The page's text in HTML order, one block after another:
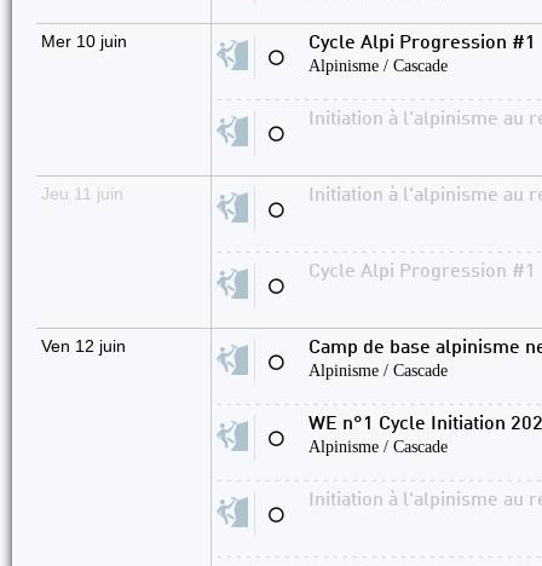
Mer 10 juin
⚪
Cycle Alpi Progression
Alpinisme / Cascade
⚪
Initiation à l'alpinisme au
Jeu 11 juin
⚪
Initiation à l'alpinisme au
⚪
Cycle Alpi Progression
Ven 12 juin
⚪
Camp de base alpinisme
Alpinisme / Cascade
⚪
WE n°1 Cycle Initiation
Alpinisme / Cascade
⚪
Initiation à l'alpinisme au